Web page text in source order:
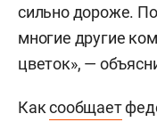
сильно дороже.
многие другие
цветок», —
Каксообщает